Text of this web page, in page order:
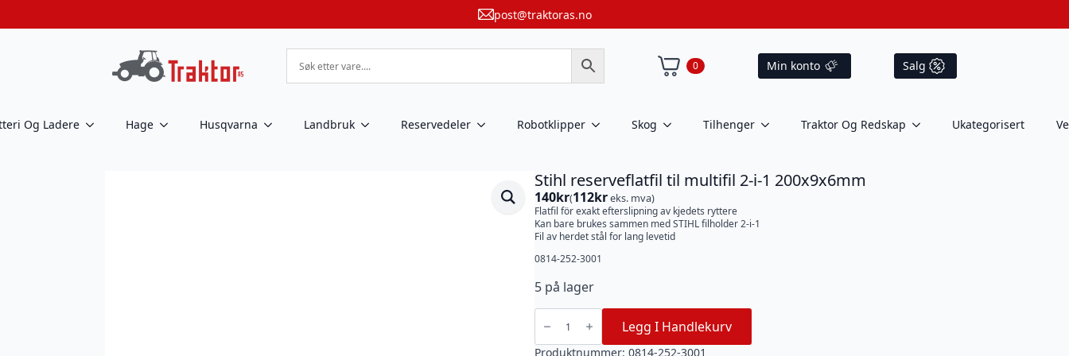
post@traktoras.no
0 Min konto Salg
Og Ladere Hage Husqvarna Landbruk Reservedeler Robotklipper Skog Tilhenger Traktor Og Redskap Ukategorisert
Stihl reserveflatfil til multifil 2-i-1 200x9x6mm
140kr(112kreks. mva)
Flatfil för exakt efterslipning av kjedets ryttere
Kan bare brukes sammen med STIHL filholder 2-i-1
Fil av herdet stål for lang levetid
0814-252-3001
5 på lager
Stihl
reserveflatfil
multifil
2-
Legg I Handlekurv
Produktnummer: 0814-252-3001